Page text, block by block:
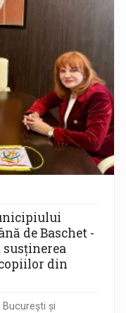
de Baschet -
susținerea
din
și